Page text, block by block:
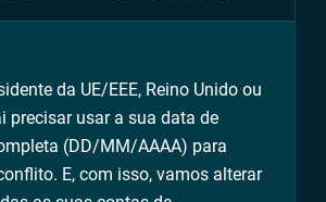
da UE/EEE, Reino Unido ou
precisar usar a sua data de
(DD/MM/AAAA) para
E, com isso, vamos alterar